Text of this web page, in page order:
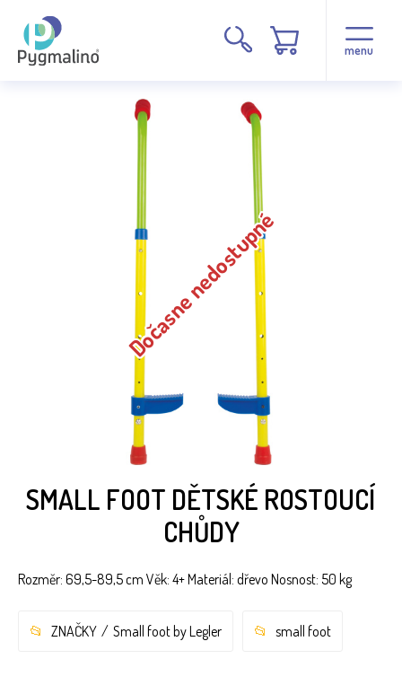
menu
Dočasne nedostupné
SMALL FOOT DĚTSKÉ ROSTOUCÍ
CHŮDY
Rozměr: 69,5-89,5 cm Věk: 4+ Materiál: dřevo Nosnost: 50 kg
ZNAČKY Small foot by Legler small foot